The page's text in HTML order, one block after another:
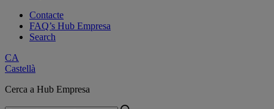
Contacte
FAQ’s Hub Empresa
Search
CA
Castellà
Cerca a Hub Empresa